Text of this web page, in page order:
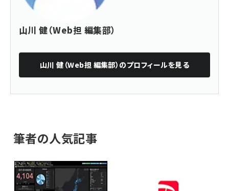
山川 健（Web担 編集部）
山川 健（Web担 編集部） のプロフィールを見る
筆者の人気記事